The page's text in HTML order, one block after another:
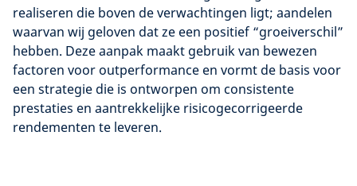
realiseren die boven de verwachtingen ligt; aandelen
waarvan wij geloven dat ze een positief “groeiverschil”
hebben. Deze aanpak maakt gebruik van bewezen
factoren voor outperformance en vormt de basis voor
een strategie die is ontworpen om consistente
prestaties en aantrekkelijke risicogecorrigeerde
rendementen te leveren.